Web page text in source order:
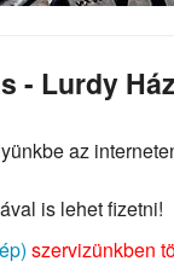
- Lurdy Ház
az
is lehet fizetni!
szervizünkben